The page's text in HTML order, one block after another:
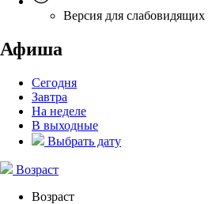
Версия для слабовидящих
Афиша
Сегодня
Завтра
На неделе
В выходные
Выбрать дату
Возраст
Возраст